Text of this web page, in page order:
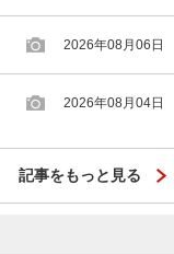
2026年08月06日
2026年08月04日
記事をもっと見る